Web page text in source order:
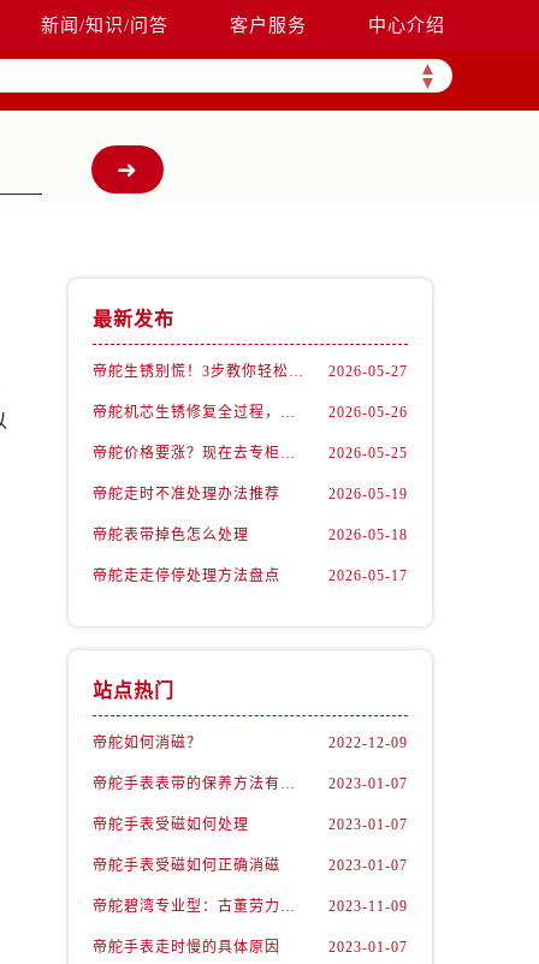
新闻/知识/问答 客户服务 中心介绍
▲
▼
最新发布
帝舵生锈别慌！3步教你轻松拯救爱表 2026-05-27
帝舵机芯生锈修复全过程，看完我惊呆了！ 2026-05-26
帝舵价格要涨？现在去专柜还能抄底这些款 2026-05-25
帝舵走时不准处理办法推荐 2026-05-19
帝舵表带掉色怎么处理 2026-05-18
帝舵走走停停处理方法盘点 2026-05-17
站点热门
帝舵如何消磁？ 2022-12-09
帝舵手表表带的保养方法有哪些？ 2023-01-07
帝舵手表受磁如何处理 2023-01-07
帝舵手表受磁如何正确消磁 2023-01-07
帝舵碧湾专业型：古董劳力士的“转世重生” 2023-11-09
帝舵手表走时慢的具体原因 2023-01-07